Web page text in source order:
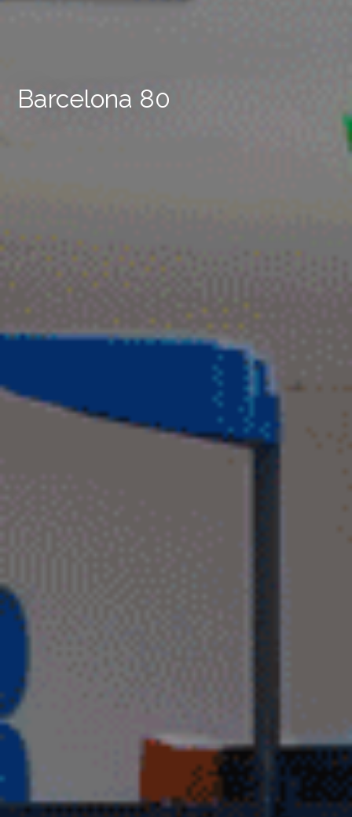
Barcelona 80